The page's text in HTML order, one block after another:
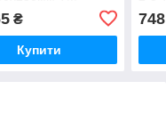
₴
Купити